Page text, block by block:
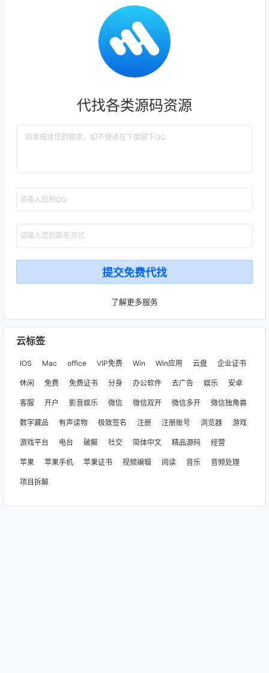
代找各类源码资源
了解更多服务
云标签
IOS Mac office VIP免费 Win Win应用 云盘 企业证书
休闲 免费 免费证书 分身 办公软件 去广告 娱乐 安卓
客服 开户 影音娱乐 微信 微信双开 微信多开 微信独角兽
数字藏品 有声读物 极致签名 注册 注册账号 浏览器 游戏
游戏平台 电台 破解 社交 简体中文 精品源码 经营
苹果 苹果手机 苹果证书 视频编辑 阅读 音乐 音频处理
项目拆解